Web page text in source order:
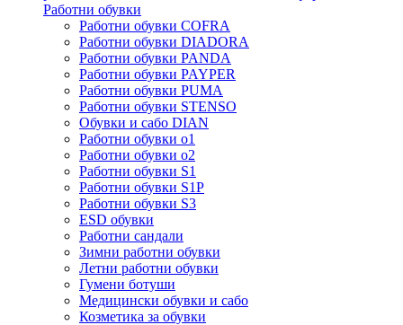
Работни обувки
Работни обувки COFRA
Работни обувки DIADORA
Работни обувки PANDA
Работни обувки PAYPER
Работни обувки PUMA
Работни обувки STENSO
Обувки и сабо DIAN
Работни обувки o1
Работни обувки o2
Работни обувки S1
Работни обувки S1P
Работни обувки S3
ESD обувки
Работни сандали
Зимни работни обувки
Летни работни обувки
Гумени ботуши
Медицински обувки и сабо
Козметика за обувки